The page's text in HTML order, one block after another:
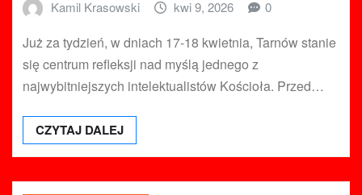
Kamil Krasowski kwi 9, 2026 0
Już za tydzień, w dniach 17-18 kwietnia, Tarnów stanie
się centrum refleksji nad myślą jednego z
najwybitniejszych intelektualistów Kościoła. Przed…
CZYTAJ DALEJ